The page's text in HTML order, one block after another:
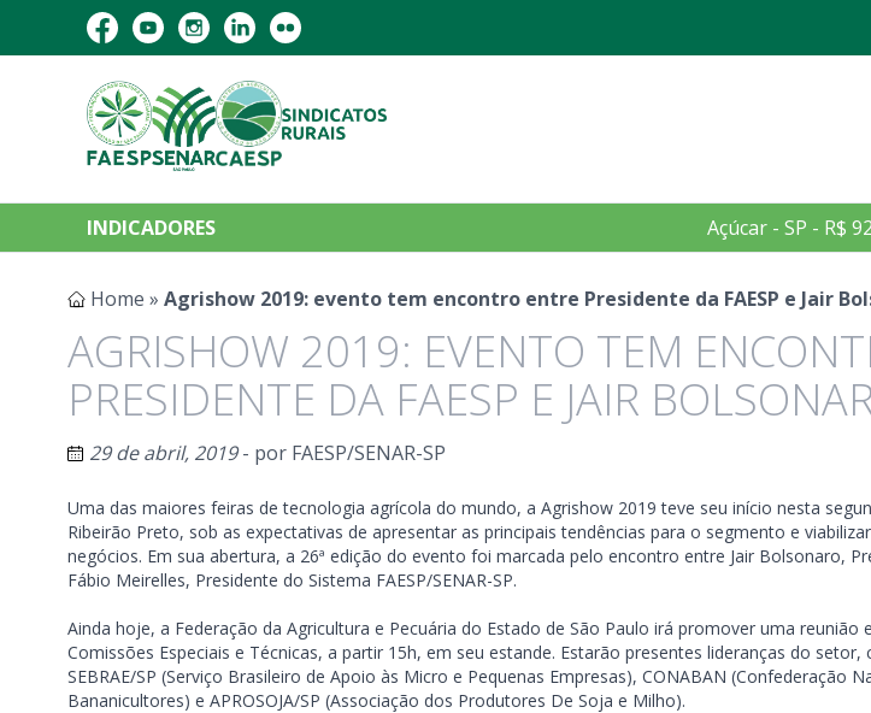
INDICADORES Açúcar - SP - R$
Home » Agrishow 2019: evento tem encontro entre Presidente da FAESP e Jair
AGRISHOW 2019: EVENTO TEM
PRESIDENTE DA FAESP E JAIR
29 de abril, 2019- por FAESP/SENAR-SP
Uma das maiores feiras de tecnologia agrícola do mundo, a Agrishow 2019 teve seu início nesta
Ribeirão Preto, sob as expectativas de apresentar as principais tendências para o segmento e
negócios. Em sua abertura, a 26ª edição do evento foi marcada pelo encontro entre Jair Bolsonaro,
Fábio Meirelles, Presidente do Sistema FAESP/SENAR-SP.
Ainda hoje, a Federação da Agricultura e Pecuária do Estado de São Paulo irá promover uma reunião
Comissões Especiais e Técnicas, a partir 15h, em seu estande. Estarão presentes lideranças do
SEBRAE/SP (Serviço Brasileiro de Apoio às Micro e Pequenas Empresas), CONABAN (Confederação
Bananicultores) e APROSOJA/SP (Associação dos Produtores De Soja e Milho).